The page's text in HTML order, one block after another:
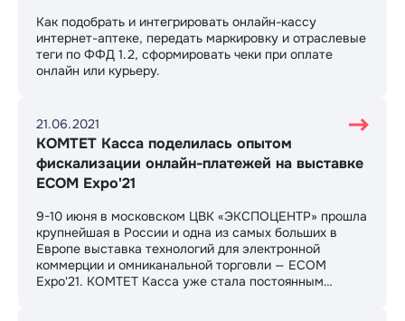
Как подобрать и интегрировать онлайн-кассу
интернет-аптеке, передать маркировку и отраслевые
теги по ФФД 1.2, сформировать чеки при оплате
онлайн или курьеру.
21.06.2021
КОМТЕТ Касса поделилась опытом
фискализации онлайн-платежей на выставке
ECOM Expo'21
​9-10 июня в московском ЦВК «ЭКСПОЦЕНТР» прошла
крупнейшая в России и одна из самых больших в
Европе выставка технологий для электронной
коммерции и омниканальной торговли — ECOM
Expo'21. КОМТЕТ Касса уже стала постоянным